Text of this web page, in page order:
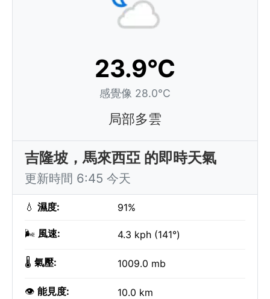
23.9°C
感覺像 28.0°C
局部多雲
吉隆坡，馬來西亞 的即時天氣
更新時間 6:45 今天
💧 濕度: 91%
🌬️ 風速: 4.3 kph (141°)
🌡️ 氣壓: 1009.0 mb
👁️ 能見度: 10.0 km